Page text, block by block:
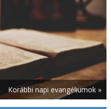
Korábbi napi evangéliumok »